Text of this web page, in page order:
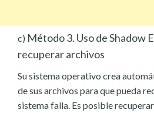
c) Método 3. Uso de Shadow
recuperar archivos
Su sistema operativo crea
de sus archivos para que pueda
sistema falla. Es posible